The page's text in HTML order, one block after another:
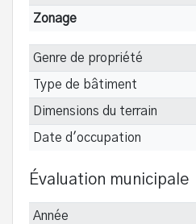
Zonage
Genre de propriété
Type de bâtiment
Dimensions du terrain
Date d'occupation
Évaluation municipale
Année